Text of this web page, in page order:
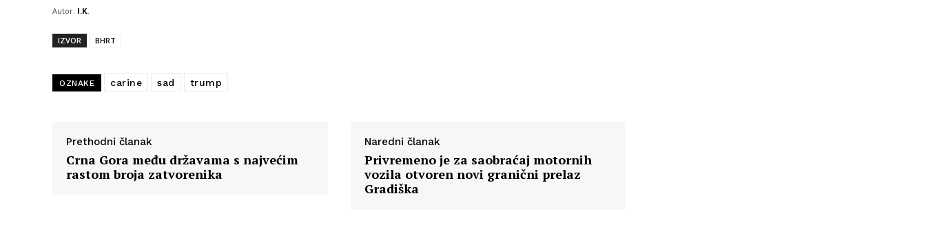
Autor: I.K.
IZVOR BHRT
OZNAKE carine sad trump
Prethodni članak
Crna Gora među državama s najvećim
rastom broja zatvorenika
Naredni članak
Privremeno je za saobraćaj motornih
vozila otvoren novi granični prelaz
Gradiška